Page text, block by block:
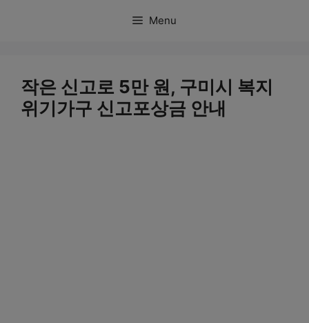
Menu
작은 신고로 5만 원, 구미시 복지
위기가구 신고포상금 안내